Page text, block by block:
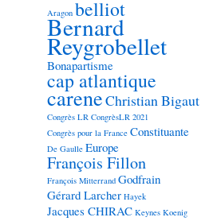
Aragon belliot
Bernard
Reygrobellet
Bonapartisme
cap atlantique
careneChristian Bigaut
Congrès LR CongrèsLR 2021
Congrès pour la France Constituante
De Gaulle Europe
François Fillon
François Mitterrand Godfrain
Gérard Larcher Hayek
Jacques CHIRAC Keynes Koenig